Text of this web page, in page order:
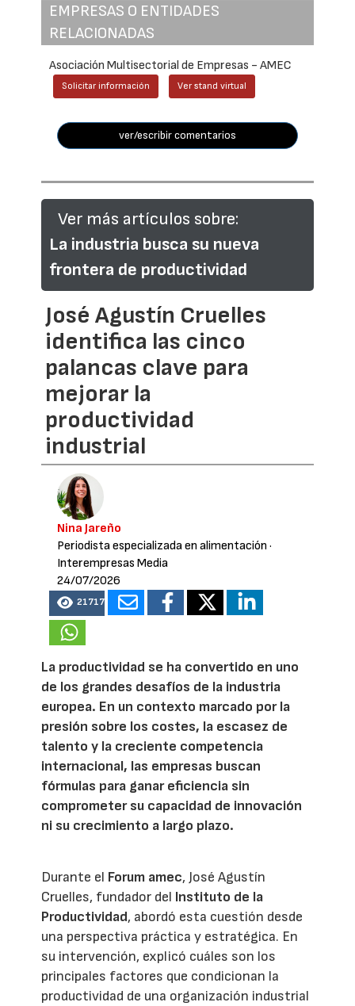
EMPRESAS O ENTIDADES
RELACIONADAS
Asociación Multisectorial de Empresas - AMEC
Solicitar información Ver stand virtual
ver/escribir comentarios
Ver más artículos sobre:
La industria busca su nueva
frontera de productividad
José Agustín Cruelles
identifica las cinco
palancas clave para
mejorar la
productividad
industrial
Nina Jareño
Periodista especializada en alimentación ·
Interempresas Media
24/07/2026
21717
La productividad se ha convertido en uno
de los grandes desafíos de la industria
europea. En un contexto marcado por la
presión sobre los costes, la escasez de
talento y la creciente competencia
internacional, las empresas buscan
fórmulas para ganar eficiencia sin
comprometer su capacidad de innovación
ni su crecimiento a largo plazo.
Durante el Forum amec, José Agustín
Cruelles, fundador del Instituto de la
Productividad, abordó esta cuestión desde
una perspectiva práctica y estratégica. En
su intervención, explicó cuáles son los
principales factores que condicionan la
productividad de una organización industrial